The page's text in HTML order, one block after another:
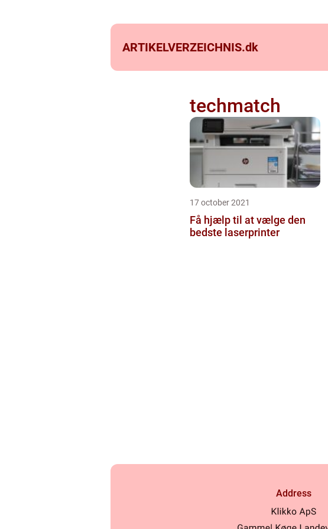
ARTIKELVERZEICHNIS.dk
techmatch
17 october 2021
Få hjælp til at vælge den
bedste laserprinter
Address